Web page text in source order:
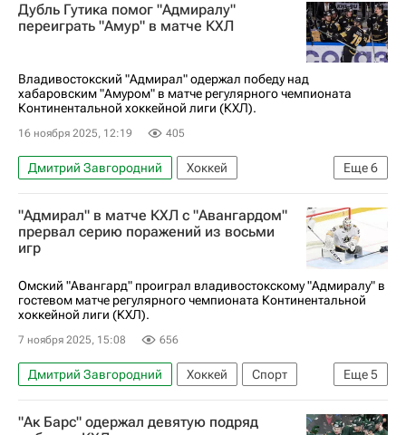
Анонсы и трансляции матчей
Металлург (Магнитогорск)
Владимир Ткачев (1993)
Адмирал
Авангард
КХЛ 2025-2026
Дубль Гутика помог "Адмиралу"
переиграть "Амур" в матче КХЛ
Владивостокский "Адмирал" одержал победу над
хабаровским "Амуром" в матче регулярного чемпионата
Континентальной хоккейной лиги (КХЛ).
16 ноября 2025, 12:19 405
Еще6
Дмитрий Завгородний
Хоккей
Либор Шулак
Игорь Гераськин
Адмирал
Амур
Торпедо КХЛ 2025-2026
"Адмирал" в матче КХЛ с "Авангардом"
прервал серию поражений из восьми
игр
Омский "Авангард" проиграл владивостокскому "Адмиралу" в
гостевом матче регулярного чемпионата Континентальной
хоккейной лиги (КХЛ).
7 ноября 2025, 15:08 656
Еще5
Дмитрий Завгородний Хоккей
Спорт
Дамир Шарипзянов
Адмирал
Металлург (Магнитогорск)
Авангард
"Ак Барс" одержал девятую подряд